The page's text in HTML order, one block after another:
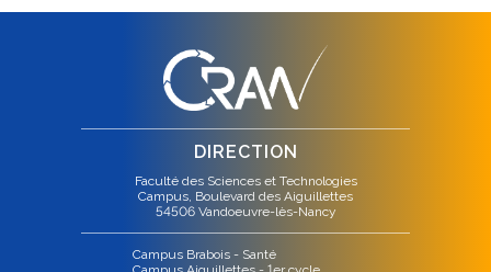
DIRECTION
Faculté des Sciences et Technologies
Campus, Boulevard des Aiguillettes
54506 Vandoeuvre-lès-Nancy
Campus Brabois - Santé